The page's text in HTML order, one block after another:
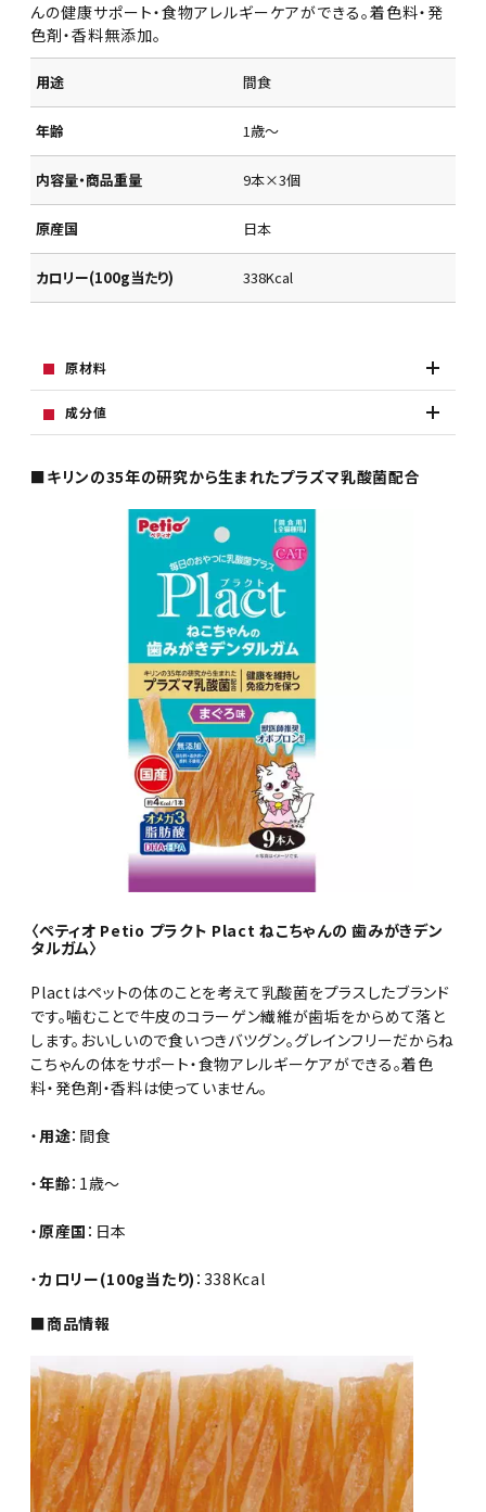
んの健康サポート・食物アレルギーケアができる。着色料・発
色剤・香料無添加。
用途 間食
年齢 1歳～
内容量・商品重量 9本×3個
原産国 日本
カロリー(100g当たり) 338Kcal
原材料
成分値
■キリンの35年の研究から生まれたプラズマ乳酸菌配合
〈ペティオ Petio プラクト Plact ねこちゃんの 歯みがきデン
タルガム〉
Plactはペットの体のことを考えて乳酸菌をプラスしたブランド
です。噛むことで牛皮のコラーゲン繊維が歯垢をからめて落と
します。おいしいので食いつきバツグン。グレインフリーだからね
こちゃんの体をサポート・食物アレルギーケアができる。着色
料・発色剤・香料は使っていません。
・ 用途：間食
・年齢：1歳～
・原産国 ：日本
・カロリー(100g当たり) ：338Kcal
■商品情報